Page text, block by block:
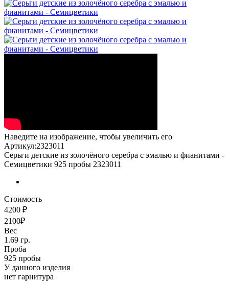
Наведите на изображение, чтобы увеличить его
Артикул:2323011
Серьги детские из золочёного серебра с эмалью и фианитами -
Семицветики 925 пробы 2323011
Стоимость
4200 ₽
2100₽
Вес
1.69 гр.
Проба
925 пробы
У данного изделия
нет гарнитура